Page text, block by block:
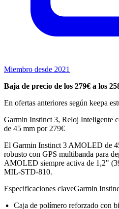
Miembro desde 2021
Baja de precio de los 279€ a los
En ofertas anteriores según keepa
Garmin Instinct 3, Reloj Inteligente
de 45 mm por 279€
El Garmin Instinct 3 AMOLED de
robusto con GPS multibanda para
AMOLED siempre activa de 1,2"
MIL-STD-810.
Especificaciones claveGarmin
Caja de polímero reforzado con